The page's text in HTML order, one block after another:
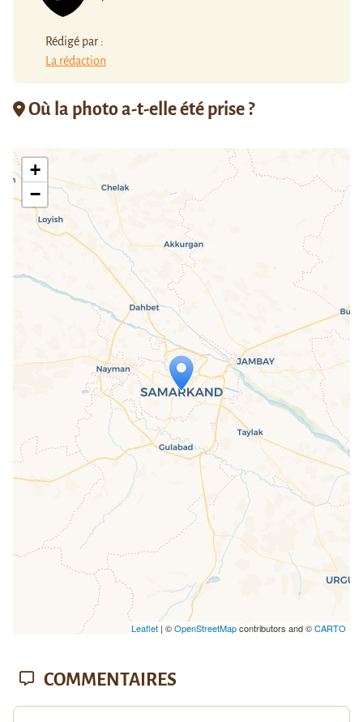
Rédigé par :
La rédaction
Où la photo a-t-elle été prise ?
Travelers' Map is loading...
If you see this after your page is
loaded completely, leafletJS files are
missing.
+
−
Leaflet| ©OpenStreetMapcontributors and ©CARTO
COMMENTAIRES